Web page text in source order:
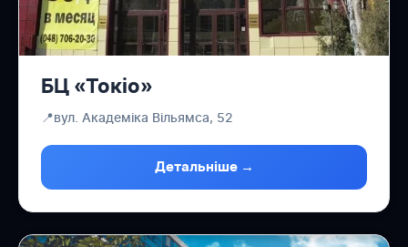
БЦ «Токіо»
📍вул. Академіка Вільямса, 52
Детальніше →